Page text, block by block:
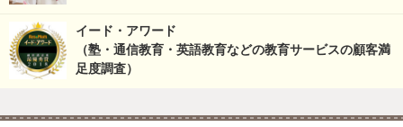
イード・アワード
（塾・通信教育・英語教育などの教育サービスの顧客満
足度調査）